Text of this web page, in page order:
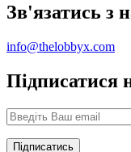
Зв'язатись з
info@thelobbyx.com
Підписатися